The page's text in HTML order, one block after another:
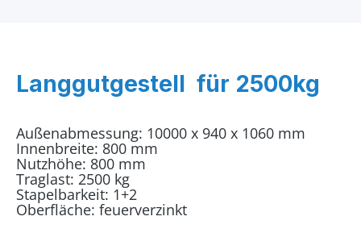
Langgutgestell für 2500kg
Außenabmessung: 10000 x 940 x 1060 mm
Innenbreite: 800 mm
Nutzhöhe: 800 mm
Traglast: 2500 kg
Stapelbarkeit: 1+2
Oberfläche: feuerverzinkt